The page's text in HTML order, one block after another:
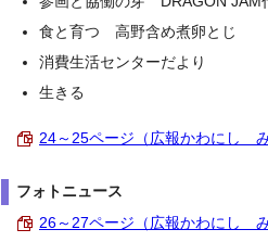
食と育つ 高野含め煮卵とじ
消費生活センターだより
生きる
24～25ページ（広報かわにし
フォトニュース
26～27ページ（広報かわにし